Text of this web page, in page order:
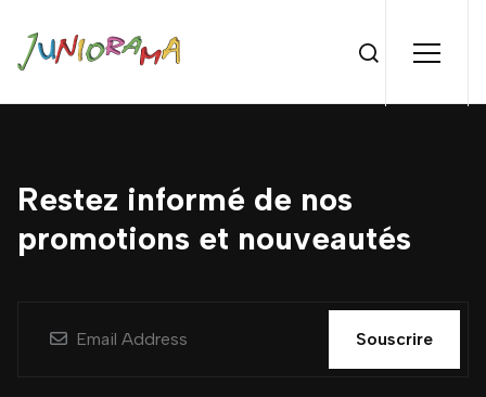
Restez informé de nos
promotions et nouveautés
Souscrire